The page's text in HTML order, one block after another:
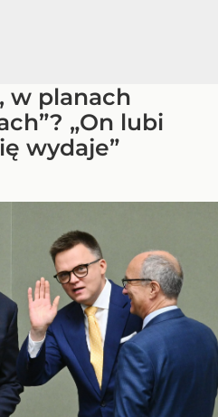
w planach
„On lubi
wydaje”